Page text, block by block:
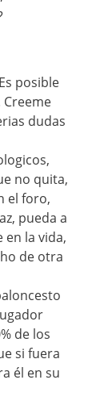
posible
Creeme
dudas
no quita,
el foro,
pueda a
en la vida,
de otra
de los
si fuera
él en su